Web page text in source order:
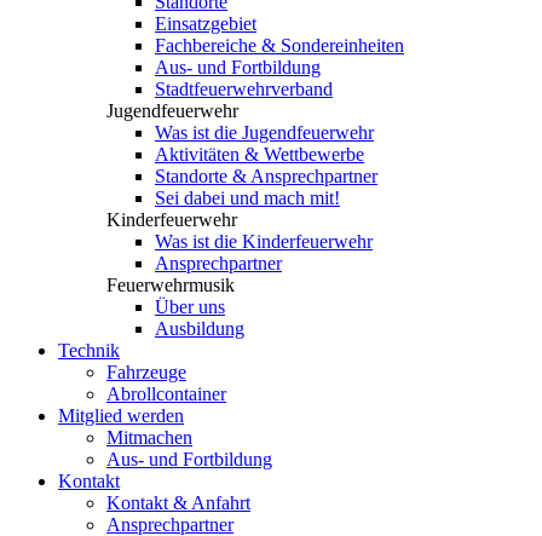
Einsatzgebiet
Fachbereiche & Sondereinheiten
Aus- und Fortbildung
Stadtfeuerwehrverband
Jugendfeuerwehr
Was ist die Jugendfeuerwehr
Aktivitäten & Wettbewerbe
Standorte & Ansprechpartner
Sei dabei und mach mit!
Kinderfeuerwehr
Was ist die Kinderfeuerwehr
Ansprechpartner
Feuerwehrmusik
Über uns
Ausbildung
Technik
Fahrzeuge
Abrollcontainer
Mitglied werden
Mitmachen
Aus- und Fortbildung
Kontakt
Kontakt & Anfahrt
Ansprechpartner